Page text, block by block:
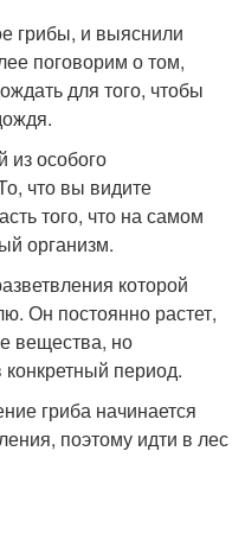
грибы, и выяснили
поговорим о том,
для того, чтобы
из особого
что вы видите
того, что на самом
организм.
которой
Он постоянно растет,
вещества, но
конкретный период.
гриба начинается
поэтому идти в лес